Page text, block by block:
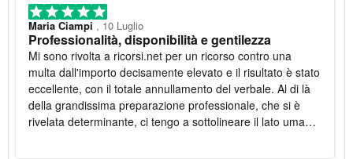
Maria Ciampi , 10 Luglio
Professionalità, disponibilità e gentilezza
Mi sono rivolta a ricorsi.net per un ricorso contro una
multa dall'importo decisamente elevato e il risultato è stato
eccellente, con il totale annullamento del verbale. Al di là
della grandissima preparazione professionale, che si è
rivelata determinante, ci tengo a sottolineare il lato umano: